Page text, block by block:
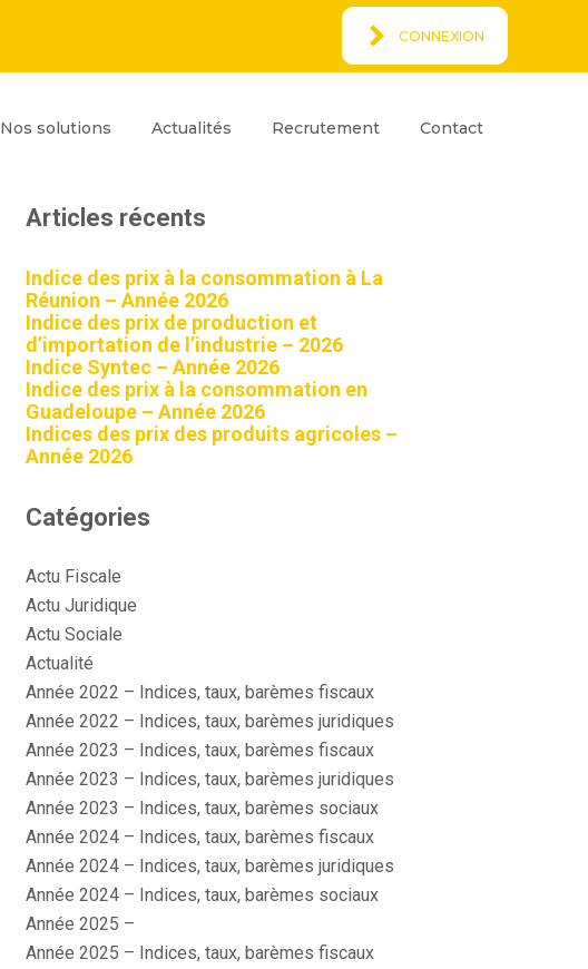
CONNEXION
Nos solutions Actualités Recrutement Contact
Blog
Rechercher
Articles récents
Indice des prix à la consommation à La
Réunion – Année 2026
Indice des prix de production et
d’importation de l’industrie – 2026
Indice Syntec – Année 2026
Indice des prix à la consommation en
Guadeloupe – Année 2026
Indices des prix des produits agricoles –
Année 2026
Catégories
Actu Fiscale
Actu Juridique
Actu Sociale
Actualité
Année 2022 – Indices, taux, barèmes fiscaux
Année 2022 – Indices, taux, barèmes juridiques
Année 2023 – Indices, taux, barèmes fiscaux
Année 2023 – Indices, taux, barèmes juridiques
Année 2023 – Indices, taux, barèmes sociaux
Année 2024 – Indices, taux, barèmes fiscaux
Année 2024 – Indices, taux, barèmes juridiques
Année 2024 – Indices, taux, barèmes sociaux
Année 2025 –
Année 2025 – Indices, taux, barèmes fiscaux